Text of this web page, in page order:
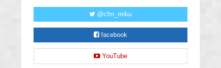
@cfm_miku
facebook
YouTube